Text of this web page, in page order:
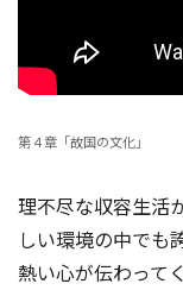
第４章「故国の文化」
理不尽な収容生活
しい環境の中でも
熱い心が伝わって